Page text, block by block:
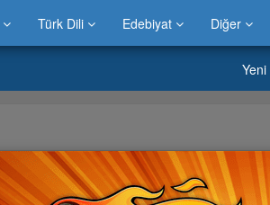
Türk Dili Edebiyat Diğer